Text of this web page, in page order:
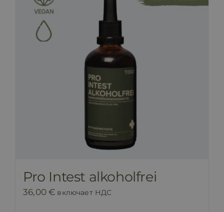
Pro Intest alkoholfrei
36,00€ включает НДС